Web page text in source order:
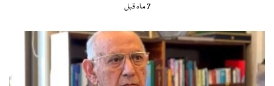
7 ماہ قبل